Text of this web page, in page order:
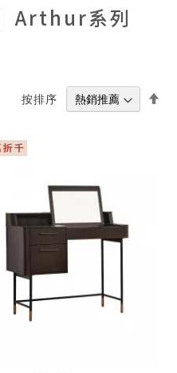
Arthur系列
按排序